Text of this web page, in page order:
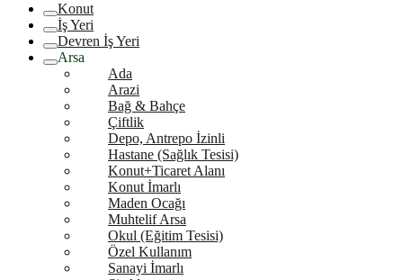
Konut
İş Yeri
Devren İş Yeri
Arsa
Ada
Arazi
Bağ & Bahçe
Çiftlik
Depo, Antrepo İzinli
Hastane (Sağlık Tesisi)
Konut+Ticaret Alanı
Konut İmarlı
Maden Ocağı
Muhtelif Arsa
Okul (Eğitim Tesisi)
Özel Kullanım
Sanayi İmarlı